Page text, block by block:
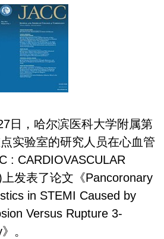
日，哈尔滨医科大学附属第
实验室的研究人员在心血管
: CARDIOVASCULAR
上发表了论文《Pancoronary
in STEMI Caused by
Versus Rupture 3-
》。